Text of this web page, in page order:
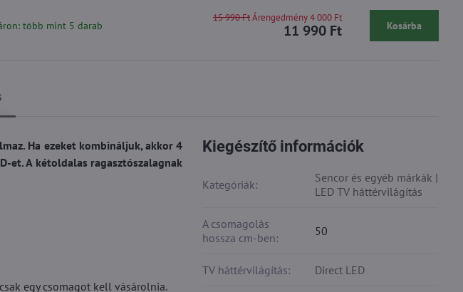
Ha ezeket kombináljuk, akkor 4
et. A kétoldalas ragasztószalagnak
egy csomagot kell vásárolnia.
Kiegészítő információk
Kategóriák:
Sencor és egyéb márkák |
LED TV háttérvilágítás
A csomagolás
hossza cm-ben:
50
TV háttérvilágítás: Direct LED
több mint 5 darab 11 990 Ft
15 990 Ft Árengedmény 4 000 Ft
Kosárba